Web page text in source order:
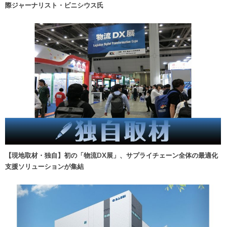
際ジャーナリスト・ビニシウス氏
【現地取材・独自】初の「物流DX展」、サプライチェーン全体の最適化
支援ソリューションが集結